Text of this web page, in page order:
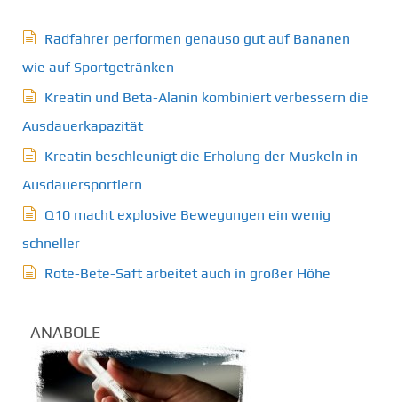
Radfahrer performen genauso gut auf Bananen
wie auf Sportgetränken
Kreatin und Beta-Alanin kombiniert verbessern die
Ausdauerkapazität
Kreatin beschleunigt die Erholung der Muskeln in
Ausdauersportlern
Q10 macht explosive Bewegungen ein wenig
schneller
Rote-Bete-Saft arbeitet auch in großer Höhe
ANABOLE